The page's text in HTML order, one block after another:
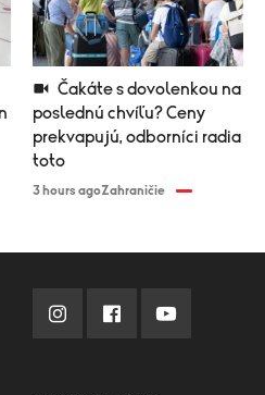
poslednú chvíľu? Ceny
prekvapujú, odborníci radia
toto
3 hours agoZahraničie